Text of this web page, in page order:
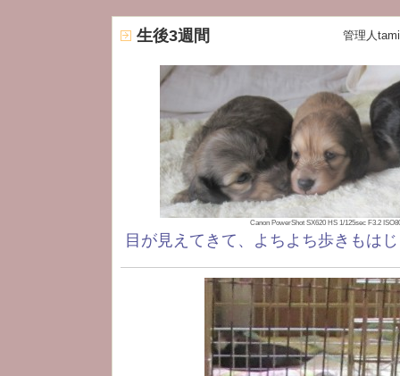
生後3週間 管理人
Canon PowerShot SX620 HS 1/125sec F3.2
目が見えてきて、よちよち歩きもは